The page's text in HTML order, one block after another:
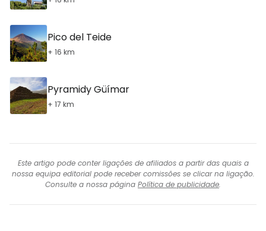
Pico del Teide
+ 16 km
Pyramidy Güímar
+ 17 km
Este artigo pode conter ligações de afiliados a partir das quais a
nossa equipa editorial pode receber comissões se clicar na ligação.
Consulte a nossa página Política de publicidade.